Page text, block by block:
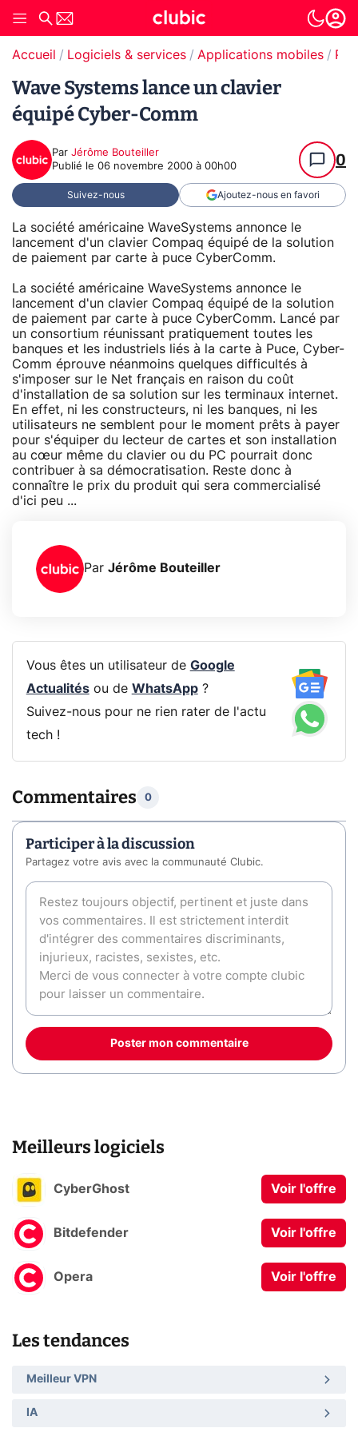
Accueil Logiciels & services Applications mobiles
Wave Systems lance un clavier
équipé Cyber-Comm
Par Jérôme Bouteiller
Publié le 06 novembre 2000 à 00h00 0
Suivez-nous Ajoutez-nous en favori
La société américaine WaveSystems annonce le
lancement d'un clavier Compaq équipé de la solution
de paiement par carte à puce CyberComm.
La société américaine WaveSystems annonce le
lancement d'un clavier Compaq équipé de la solution
de paiement par carte à puce CyberComm. Lancé par
un consortium réunissant pratiquement toutes les
banques et les industriels liés à la carte à Puce, Cyber-
Comm éprouve néanmoins quelques difficultés à
s'imposer sur le Net français en raison du coût
d'installation de sa solution sur les terminaux internet.
En effet, ni les constructeurs, ni les banques, ni les
utilisateurs ne semblent pour le moment prêts à payer
pour s'équiper du lecteur de cartes et son installation
au cœur même du clavier ou du PC pourrait donc
contribuer à sa démocratisation. Reste donc à
connaître le prix du produit qui sera commercialisé
d'ici peu ...
Par Jérôme Bouteiller
Vous êtes un utilisateur de Google
Actualitésou de WhatsApp?
Suivez-nous pour ne rien rater de l'actu
tech !
Commentaires 0
Participer à la discussion
Partagez votre avis avec la communauté Clubic.
Poster mon commentaire
Meilleurs logiciels
CyberGhost Voir l'offre
Bitdefender Voir l'offre
Opera Voir l'offre
Les tendances
Meilleur VPN
IA